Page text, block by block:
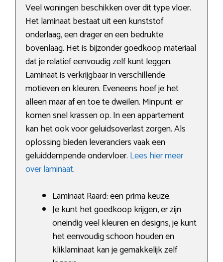
Veel woningen beschikken over dit type vloer.
Het laminaat bestaat uit een kunststof
onderlaag, een drager en een bedrukte
bovenlaag. Het is bijzonder goedkoop materiaal
dat je relatief eenvoudig zelf kunt leggen.
Laminaat is verkrijgbaar in verschillende
motieven en kleuren. Eveneens hoef je het
alleen maar af en toe te dweilen. Minpunt: er
komen snel krassen op. In een appartement
kan het ook voor geluidsoverlast zorgen. Als
oplossing bieden leveranciers vaak een
geluiddempende ondervloer. Lees hier meer
over laminaat.
Laminaat Raard: een prima keuze.
Je kunt het goedkoop krijgen, er zijn
oneindig veel kleuren en designs, je kunt
het eenvoudig schoon houden en
kliklaminaat kan je gemakkelijk zelf